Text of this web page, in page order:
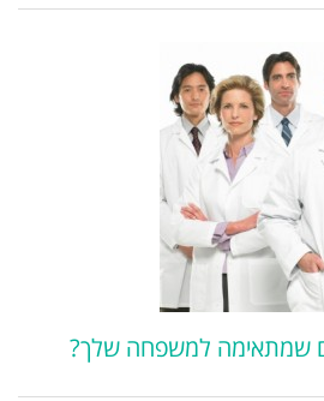
שמתאימה למשפחה שלך?